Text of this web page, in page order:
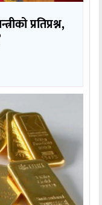
प्रतिप्रश्न,